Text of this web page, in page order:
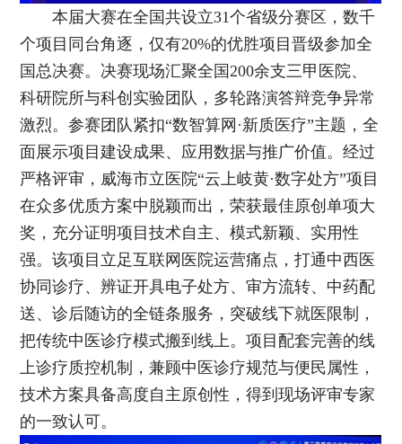
本届大赛在全国共设立31个省级分赛区，数千
个项目同台角逐，仅有20%的优胜项目晋级参加全
国总决赛。决赛现场汇聚全国200余支三甲医院、
科研院所与科创实验团队，多轮路演答辩竞争异常
激烈。参赛团队紧扣“数智算网·新质医疗”主题，全
面展示项目建设成果、应用数据与推广价值。经过
严格评审，威海市立医院“云上岐黄·数字处方”项目
在众多优质方案中脱颖而出，荣获最佳原创单项大
奖，充分证明项目技术自主、模式新颖、实用性
强。该项目立足互联网医院运营痛点，打通中西医
协同诊疗、辨证开具电子处方、审方流转、中药配
送、诊后随访的全链条服务，突破线下就医限制，
把传统中医诊疗模式搬到线上。项目配套完善的线
上诊疗质控机制，兼顾中医诊疗规范与便民属性，
技术方案具备高度自主原创性，得到现场评审专家
的一致认可。